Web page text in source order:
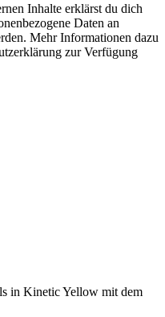
Inhalte erklärst du dich
Daten an
Mehr Informationen dazu
zur Verfügung
in Kinetic Yellow mit dem